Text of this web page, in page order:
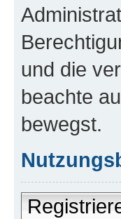
und die
beachte
bewegst.